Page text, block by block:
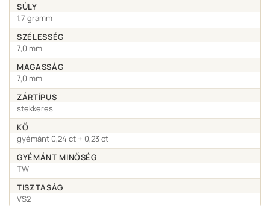
SÚLY
1,7 gramm
SZÉLESSÉG
7,0 mm
MAGASSÁG
7,0 mm
ZÁRTÍPUS
stekkeres
KŐ
gyémánt 0,24 ct + 0,23 ct
GYÉMÁNT MINŐSÉG
TW
TISZTASÁG
VS2